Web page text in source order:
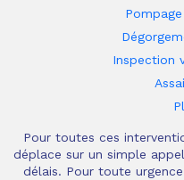
Inspection
Pour toutes ces
déplace sur un simple
délais. Pour toute